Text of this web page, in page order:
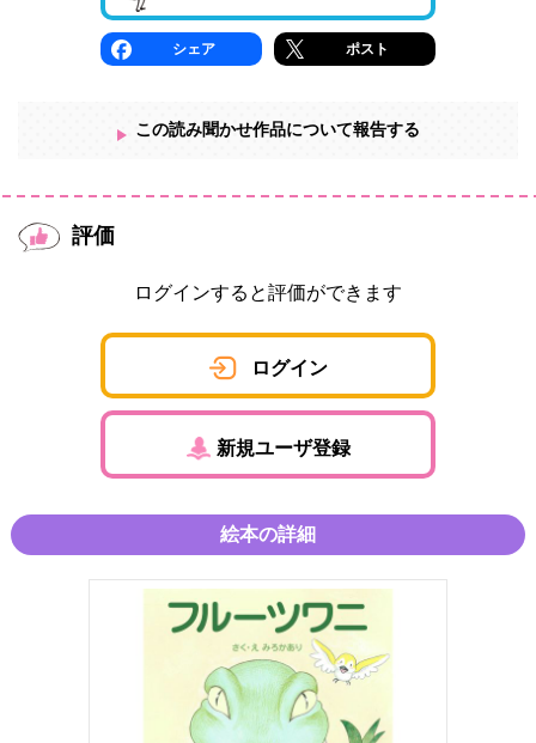
シェア ポスト
この読み聞かせ作品について報告する
評価
ログインすると評価ができます
ログイン
新規ユーザ登録
絵本の詳細